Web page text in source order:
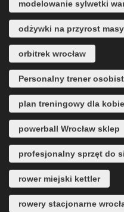
modelowanie sylwetki
odżywki na przyrost masy
orbitrek wrocław
Personalny trener
plan treningowy dla
powerball Wrocław sklep
profesjonalny sprzęt do
rower miejski kettler
rowery stacjonarne